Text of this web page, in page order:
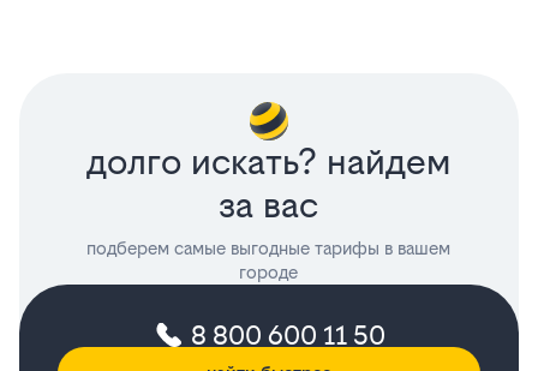
долго искать? найдем
за вас
подберем самые выгодные тарифы в вашем
городе
8 800 600 11 50